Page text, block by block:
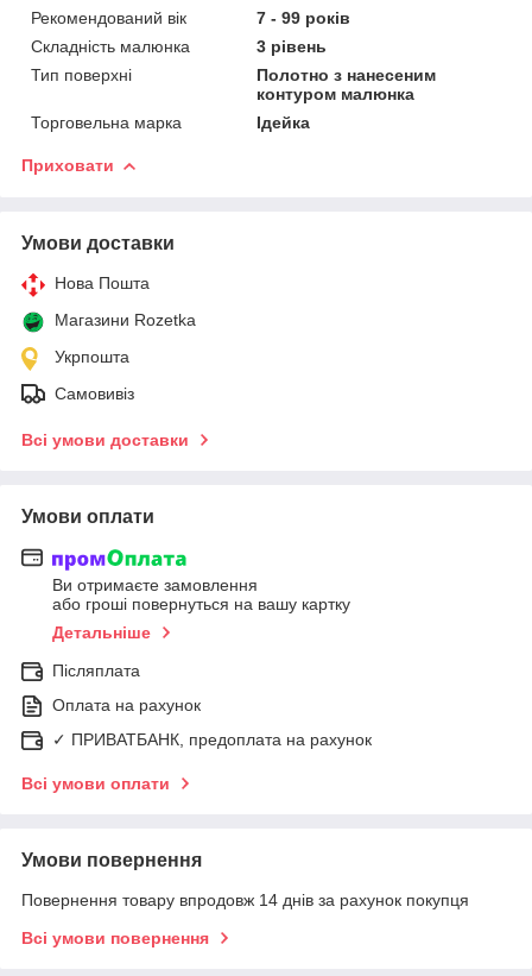
Рекомендований вік
7 - 99 років
Складність малюнка
3 рівень
Тип поверхні
Полотно з нанесеним
контуром малюнка
Торговельна марка
Ідейка
Приховати
Умови доставки
Нова Пошта
Магазини Rozetka
Укрпошта
Самовивіз
Всі умови доставки
Умови оплати
Ви отримаєте замовлення
або гроші повернуться на вашу картку
Детальніше
Післяплата
Оплата на рахунок
✓ ПРИВАТБАНК, предоплата на рахунок
Всі умови оплати
Умови повернення
Повернення товару впродовж 14 днів за рахунок покупця
Всі умови повернення